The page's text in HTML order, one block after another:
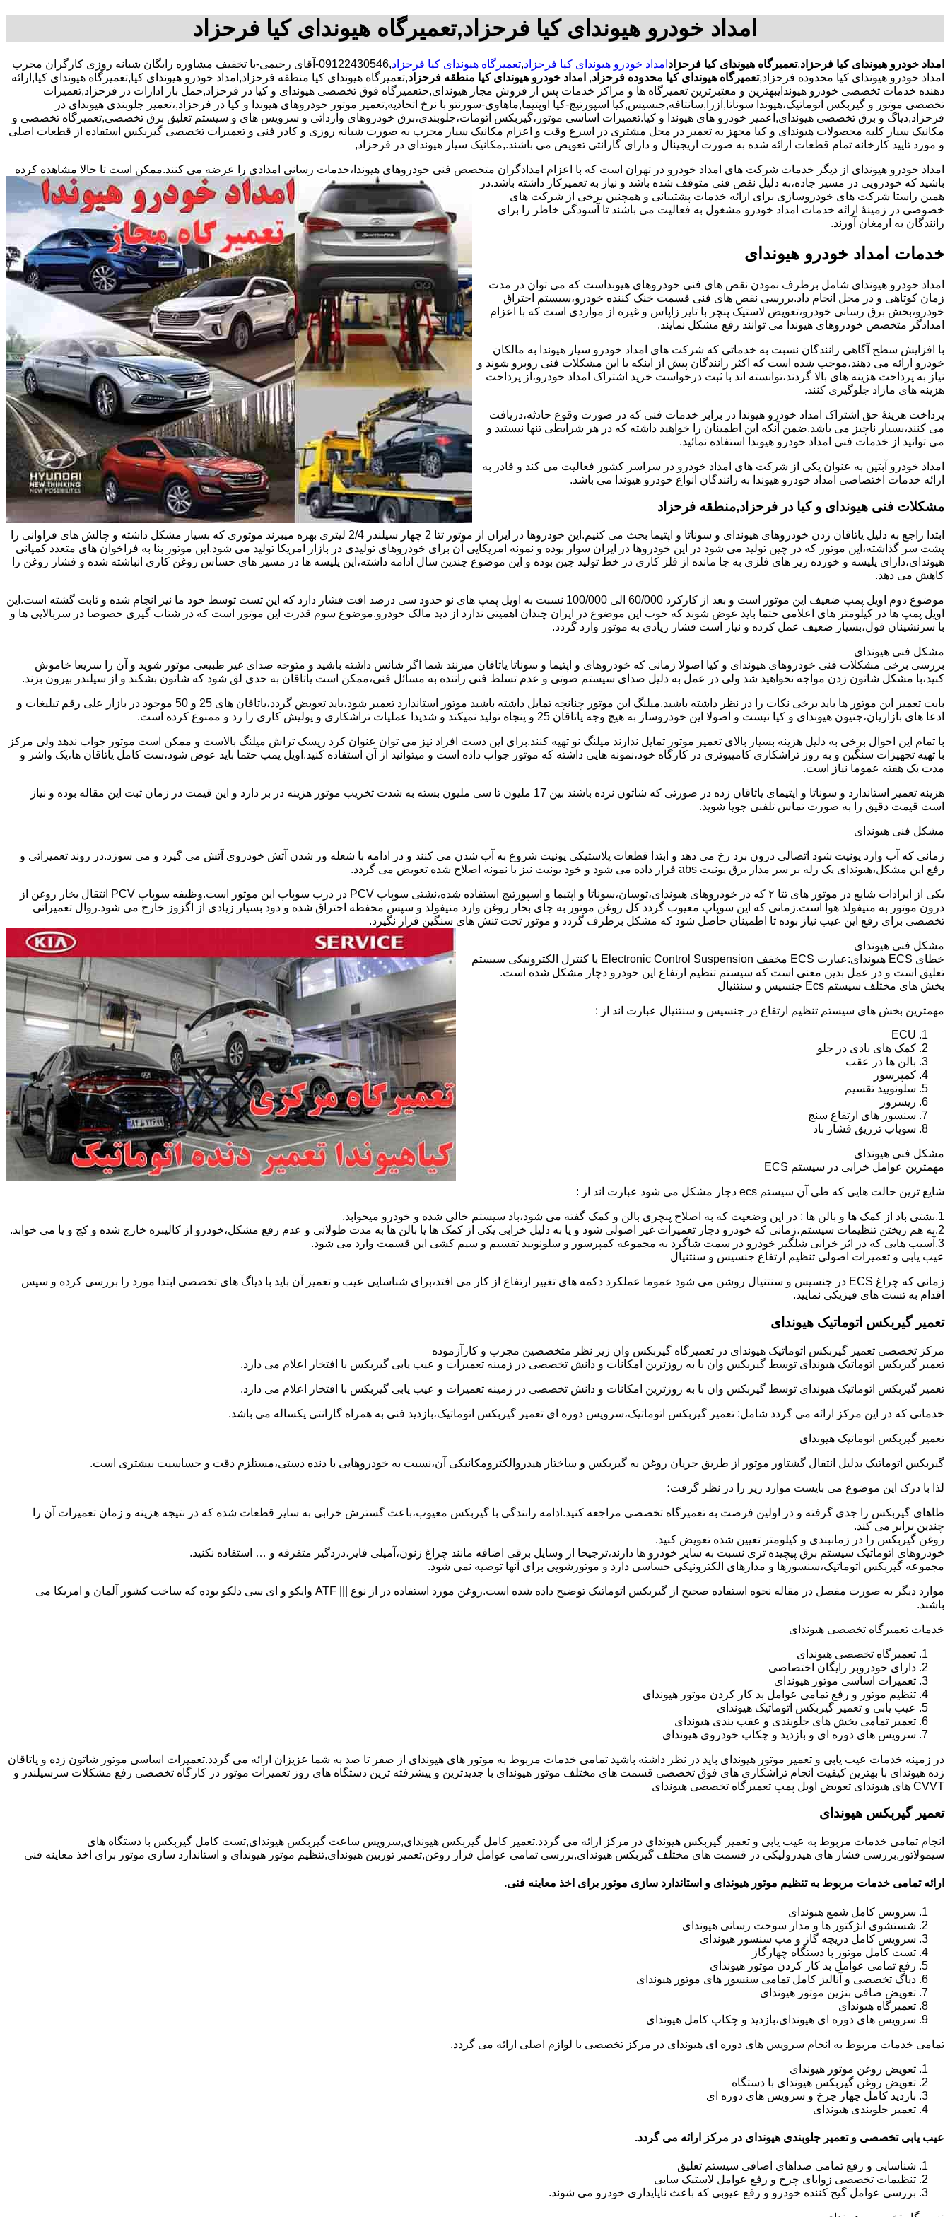
امداد خودرو هیوندای کیا فرحزاد,تعمیرگاه هیوندای کیا فرحزاد
امداد خودرو هیوندای کیا فرحزاد,تعمیرگاه هیوندای کیا فرحزاد امداد خودرو هیوندای کیا فرحزاد,تعمیرگاه هیوندای کیا فرحزاد
,09122430546-آقای رحیمی-با تخفیف مشاوره رایگان شبانه روزی کارگران مجرب
امداد خودرو هیوندای کیا محدوده فرحزاد,تعمیرگاه هیوندای کیا محدوده فرحزاد, امداد خودرو هیوندای کیا منطقه فرحزاد,تعمیرگاه هیوندای کیا منطقه فرحزاد,امداد خودرو هیوندای کیا,تعمیرگاه هیوندای کیا,ارائه
دهنده خدمات تخصصی خودرو هیوندایبهترین و معتبرترین تعمیرگاه ها و مراکز خدمات پس از فروش مجاز هیوندای,حتعمیرگاه فوق تخصصی هیوندای و کیا در فرحزاد,حمل بار ادارات در فرحزاد,تعمیرات
تخصصی موتور و گیربکس اتوماتیک،هیوندا سوناتا,آزرا,سانتافه,جنسیس,کیا اسپورتیچ-کیا اوپتیما‌,ماهاوی-سورنتو با نرخ اتحادیه,تعمیر موتور خودروهای هیوندا و کیا در فرحزاد,،تعمیر جلوبندی هیوندای در
فرحزاد,دیاگ و برق تخصصی هیوندای,اعمیر خودرو های هیوندا و کیا.تعمیرات اساسی موتور،گیربکس اتومات،جلوبندی،برق خودروهای وارداتی و سرویس های و سیستم تعلیق برق تخصصی,تعمیرگاه تخصصی و
مکانیک سیار کلیه محصولات هیوندای و کیا مجهز به تعمیر در محل مشتری در اسرع وقت و اعزام مکانیک سیار مجرب به صورت شبانه روزی و کادر فنی و تعمیرات تخصصی گیربکس استفاده از قطعات اصلی
و مورد تایید کارخانه تمام قطعات ارائه شده به صورت اریجینال و دارای گارانتی تعویض می باشند.,مکانیک سیار هیوندای در فرحزاد,
امداد خودرو هیوندای از دیگر خدمات شرکت های امداد خودرو در تهران است که با اعزام امدادگران متخصص فنی خودروهای هیوندا،خدمات رسانی امدادی را عرضه می کنند.ممکن است تا حالا مشاهده کرده
باشید که خودرویی در مسیر جاده،به دلیل نقص فنی متوقف شده باشد و نیاز به تعمیرکار داشته باشد.در
همین راستا شرکت های خودروسازی برای ارائه خدمات پشتیبانی و همچنین برخی از شرکت های
خصوصی در زمینۀ ارائه خدمات امداد خودرو مشغول به فعالیت می باشند تا آسودگی خاطر را برای
رانندگان به ارمغان آورند.
خدمات امداد خودرو هیوندای
امداد خودرو هیوندای شامل برطرف نمودن نقص های فنی خودروهای هیونداست که می توان در مدت
زمان کوتاهی و در محل انجام داد.بررسی نقص های فنی قسمت خنک کننده خودرو،سیستم احتراق
خودرو،بخش برق رسانی خودرو،تعویض لاستیک پنچر با تایر زاپاس و غیره از مواردی است که با اعزام
امدادگر متخصص خودروهای هیوندا می توانند رفع مشکل نمایند.
با افزایش سطح آگاهی رانندگان نسبت به خدماتی که شرکت های امداد خودرو سیار هیوندا به مالکان
خودرو ارائه می دهند،موجب شده است که اکثر رانندگان پیش از اینکه با این مشکلات فنی روبرو شوند و
نیاز به پرداخت هزینه های بالا گردند،توانسته اند با ثبت درخواست خرید اشتراک امداد خودرو،از پرداخت
هزینه های مازاد جلوگیری کنند.
پرداخت هزینۀ حق اشتراک امداد خودرو هیوندا در برابر خدمات فنی که در صورت وقوع حادثه،دریافت
می کنند،بسیار ناچیز می باشد.ضمن آنکه این اطمینان را خواهید داشته که در هر شرایطی تنها نیستید و
می توانید از خدمات فنی امداد خودرو هیوندا استفاده نمائید.
امداد خودرو آبتین به عنوان یکی از شرکت های امداد خودرو در سراسر کشور فعالیت می کند و قادر به
ارائه خدمات اختصاصی امداد خودرو هیوندا به رانندگان انواع خودرو هیوندا می باشد.
مشکلات فنی هیوندای و کیا در فرحزاد,منطقه فرحزاد
ابتدا راجع به دلیل یاتاقان زدن خودروهای هیوندای و سوناتا و اپتیما بحث می کنیم.این خودروها در ایران از موتور تتا 2 چهار سیلندر 2/4 لیتری بهره میبرند موتوری که بسیار مشکل داشته و چالش های فراوانی را
پشت سر گذاشته،این موتور که در چین تولید می شود در این خودروها در ایران سوار بوده و نمونه امریکایی آن برای خودروهای تولیدی در بازار امریکا تولید می شود.این موتور بنا به فراخوان های متعدد کمپانی
هیوندای،دارای پلیسه و خورده ریز های فلزی به جا مانده از فلز کاری در خط تولید چین بوده و این موضوع چندین سال ادامه داشته،این پلیسه ها در مسیر های حساس روغن کاری انباشته شده و فشار روغن را
کاهش می دهد.
موضوع دوم اویل پمپ ضعیف این موتور است و بعد از کارکرد 60/000 الی 100/000 نسبت به اویل پمپ های نو حدود سی درصد افت فشار دارد که این تست توسط خود ما نیز انجام شده و ثابت گشته است.این
اویل پمپ ها در کیلومتر های اعلامی حتما باید عوض شوند که خوب این موضوع در ایران چندان اهمیتی ندارد از دید مالک خودرو.موضوع سوم قدرت این موتور است که در شتاب گیری خصوصا در سربالایی ها و
با سرنشینان فول،بسیار ضعیف عمل کرده و نیاز است فشار زیادی به موتور وارد گردد.
مشکل فنی هیوندای
بررسی برخی مشکلات فنی خودروهای هیوندای و کیا اصولا زمانی که خودروهای و اپتیما و سوناتا یاتاقان میزنند شما اگر شانس داشته باشید و متوجه صدای غیر طبیعی موتور شوید و آن را سریعا خاموش
کنید،با مشکل شاتون زدن مواجه نخواهید شد ولی در عمل به دلیل صدای سیستم صوتی و عدم تسلط فنی راننده به مسائل فنی،ممکن است یاتاقان به حدی لق شود که شاتون بشکند و از سیلندر بیرون بزند.
بابت تعمیر این موتور ها باید برخی نکات را در نظر داشته باشید.میلنگ این موتور چنانچه تمایل داشته باشید موتور استاندارد تعمیر شود،باید تعویض گردد،یاتاقان های 25 و 50 موجود در بازار علی رقم تبلیغات و
ادعا های بازاریان،جنیون هیوندای و کیا نیست و اصولا این خودروساز به هیچ وجه یاتاقان 25 و پنجاه تولید نمیکند و شدیدا عملیات تراشکاری و پولیش کاری را رد و ممنوع کرده است.
با تمام این احوال برخی به دلیل هزینه بسیار بالای تعمیر موتور تمایل ندارند میلنگ نو تهیه کنند.برای این دست افراد نیز می توان عنوان کرد ریسک تراش میلنگ بالاست و ممکن است موتور جواب ندهد ولی مرکز
با تهیه تجهیزات سنگین و به روز تراشکاری کامپیوتری در کارگاه خود،نمونه هایی داشته که موتور جواب داده است و میتوانید از آن استفاده کنید.اویل پمپ حتما باید عوض شود،ست کامل یاتاقان ها،پک واشر و
مدت یک هفته عموما نیاز است.
هزینه تعمیر استاندارد و سوناتا و اپتیمای یاتاقان زده در صورتی که شاتون نزده باشند بین 17 ملیون تا سی ملیون بسته به شدت تخریب موتور هزینه در بر دارد و این قیمت در زمان ثبت این مقاله بوده و نیاز
است قیمت دقیق را به صورت تماس تلفنی جویا شوید.
مشکل فنی هیوندای
زمانی که آب وارد یونیت شود اتصالی درون برد رخ می دهد و ابتدا قطعات پلاستیکی یونیت شروع به آب شدن می کنند و در ادامه با شعله ور شدن آتش خودروی آتش می گیرد و می سوزد.در روند تعمیراتی و
رفع این مشکل،هیوندای یک رله بر سر مدار برق یونیت abs قرار داده می شود و خود یونیت نیز با نمونه اصلاح شده تعویض می گردد.
یکی از ایرادات شایع در موتور های تتا ۲ که در خودروهای هیوندای،توسان،سوناتا و اپتیما و اسپورتیج استفاده شده،نشتی سوپاپ PCV در درب سوپاپ این موتور است.وظیفه سوپاپ PCV انتقال بخار روغن از
درون موتور به منیفولد هوا است.زمانی که این سوپاپ معیوب گردد کل روغن موتور به جای بخار روغن وارد منیفولد و سپس محفظه احتراق شده و دود بسیار زیادی از اگزوز خارج می شود.روال تعمیراتی
تخصصی برای رفع این عیب نیاز بوده تا اطمینان حاصل شود که مشکل برطرف گردد و موتور تحت تنش های سنگین قرار نگیرد.
مشکل فنی هیوندای
خطای ECS هیوندای:عبارت ECS مخفف Electronic Control Suspension یا کنترل الکترونیکی سیستم
تعلیق است و در عمل بدین معنی است که سیستم تنظیم ارتفاع این خودرو دچار مشکل شده است.
بخش های مختلف سیستم Ecs جنسیس و سنتنیال
مهمترین بخش های سیستم تنظیم ارتفاع در جنسیس و سنتنیال عبارت اند از :
ECU
کمک های بادی در جلو
بالن ها در عقب
کمپرسور
سلونویید تقسیم
ریسرور
سنسور های ارتفاع سنج
سوپاپ تزریق فشار باد
مشکل فنی هیوندای
مهمترین عوامل خرابی در سیستم ECS
شایع ترین حالت هایی که طی آن سیستم ecs دچار مشکل می شود عبارت اند از :
1.نشتی باد از کمک ها و بالن ها : در این وضعیت که به اصلاح پنچری بالن و کمک گفته می شود،باد سیستم خالی شده و خودرو میخوابد.
2.به هم ریختن تنظیمات سیستم،زمانی که خودرو دچار تعمیرات غیر اصولی شود و یا به دلیل خرابی یکی از کمک ها یا بالن ها به مدت طولانی و عدم رفع مشکل،خودرو از کالیبره خارج شده و کج و یا می خوابد.
3.آسیب هایی که در اثر خرابی شلگیر خودرو در سمت شاگرد به مجموعه کمپرسور و سلونویید تقسیم و سیم کشی این قسمت وارد می شود.
عیب یابی و تعمیرات اصولی تنظیم ارتفاع جنسیس و سنتنیال
زمانی که چراغ ECS در جنسیس و سنتنیال روشن می شود عموما عملکرد دکمه های تغییر ارتفاع از کار می افتد،برای شناسایی عیب و تعمیر آن باید با دیاگ های تخصصی ابتدا مورد را بررسی کرده و سپس
اقدام به تست های فیزیکی نمایید.
تعمیر گیربکس اتوماتیک هیوندای
مرکز تخصصی تعمیر گیربکس اتوماتیک هیوندای در تعمیرگاه گیربکس وان زیر نظر متخصصین مجرب و کارآزموده
تعمیر گیربکس اتوماتیک هیوندای توسط گیربکس وان با به روزترین امکانات و دانش تخصصی در زمینه تعمیرات و عیب یابی گیربکس با افتخار اعلام می دارد.
تعمیر گیربکس اتوماتیک هیوندای توسط گیربکس وان با به روزترین امکانات و دانش تخصصی در زمینه تعمیرات و عیب یابی گیربکس با افتخار اعلام می دارد.
خدماتی که در این مرکز ارائه می گردد شامل: تعمیر گیربکس اتوماتیک،سرویس دوره ای تعمیر گیربکس اتوماتیک،بازدید فنی به همراه گارانتی یکساله می باشد.
تعمیر گیربکس اتوماتیک هیوندای
گیربکس اتوماتیک بدلیل انتقال گشتاور موتور از طریق جریان روغن به گیربکس و ساختار هیدروالکترومکانیکی آن،نسبت به خودروهایی با دنده دستی،مستلزم دقت و حساسیت بیشتری است.
لذا با درک این موضوع می بایست موارد زیر را در نظر گرفت؛
طاهای گیربکس را جدی گرفته و در اولین فرصت به تعمیرگاه تخصصی مراجعه کنید.ادامه رانندگی با گیربکس معیوب،باعث گسترش خرابی به سایر قطعات شده که در نتیجه هزینه و زمان تعمیرات آن را
چندین برابر می کند.
روغن گیربکس را در زمانبندی و کیلومتر تعیین شده تعویض کنید.
خودروهای اتوماتیک سیستم برق پیچیده تری نسبت به سایر خودرو ها دارند،ترجیحا از وسایل برقی اضافه مانند چراغ زنون،آمپلی فایر،دزدگیر متفرقه و … استفاده نکنید.
مجموعه گیربکس اتوماتیک،سنسورها و مدارهای الکترونیکی حساسی دارد و موتورشویی برای آنها توصیه نمی شود.
موارد دیگر به صورت مفصل در مقاله نحوه استفاده صحیح از گیربکس اتوماتیک توضیح داده شده است.روغن مورد استفاده در از نوع ||| ATF وایکو و ای سی دلکو بوده که ساخت کشور آلمان و امریکا می
باشند.
خدمات تعمیرگاه تخصصی هیوندای
تعمیرگاه تخصصی هیوندای
دارای خودروبر رایگان اختصاصی
تعمیرات اساسی موتور هیوندای
تنظیم موتور و رفع تمامی عوامل بد کار کردن موتور هیوندای
عیب یابی و تعمیر گیربکس اتوماتیک هیوندای
تعمیر تمامی بخش های جلوبندی و عقب بندی هیوندای
سرویس های دوره ای و بازدید و چکاپ خودروی هیوندای
در زمینه خدمات عیب یابی و تعمیر موتور هیوندای باید در نظر داشته باشید تمامی خدمات مربوط به موتور های هیوندای از صفر تا صد به شما عزیزان ارائه می گردد.تعمیرات اساسی موتور شاتون زده و یاتاقان
زده هیوندای با بهترین کیفیت انجام تراشکاری های فوق تخصصی قسمت های مختلف موتور هیوندای با جدیدترین و پیشرفته ترین دستگاه های روز تعمیرات موتور در کارگاه تخصصی رفع مشکلات سرسیلندر و
CVVT های هیوندای تعویض اویل پمپ تعمیرگاه تخصصی هیوندای
تعمیر گیربکس هیوندای
انجام تمامی خدمات مربوط به عیب یابی و تعمیر گیربکس هیوندای در مرکز ارائه می گردد.تعمیر کامل گیربکس هیوندای,سرویس ساعت گیربکس هیوندای,تست کامل گیربکس با دستگاه های
سیمولاتور,بررسی فشار های هیدرولیکی در قسمت های مختلف گیربکس هیوندای,بررسی تمامی عوامل فرار روغن,تعمیر توربین هیوندای,تنظیم موتور هیوندای و استاندارد سازی موتور برای اخذ معاینه فنی
ارائه تمامی خدمات مربوط به تنظیم موتور هیوندای و استاندارد سازی موتور برای اخذ معاینه فنی.
سرویس کامل شمع هیوندای
شستشوی انژکتور ها و مدار سوخت رسانی هیوندای
سرویس کامل دریچه گاز و مپ سنسور هیوندای
تست کامل موتور با دستگاه چهارگاز
رفع تمامی عوامل بد کار کردن موتور هیوندای
دیاگ تخصصی و آنالیز کامل تمامی سنسور های موتور هیوندای
تعویض صافی بنزین موتور هیوندای
تعمیرگاه هیوندای
سرویس های دوره ای هیوندای،بازدید و چکاپ کامل هیوندای
تمامی خدمات مربوط به انجام سرویس های دوره ای هیوندای در مرکز تخصصی با لوازم اصلی ارائه می گردد.
تعویض روغن موتور هیوندای
تعویض روغن گیربکس هیوندای با دستگاه
بازدید کامل چهار چرخ و سرویس های دوره ای
تعمیر جلوبندی هیوندای
عیب یابی تخصصی و تعمیر جلوبندی هیوندای در مرکز ارائه می گردد.
شناسایی و رفع تمامی صداهای اضافی سیستم تعلیق
تنظیمات تخصصی زوایای چرخ و رفع عوامل لاستیک سایی
بررسی عوامل گیج کننده خودرو و رفع عیوبی که باعث ناپایداری خودرو می شوند.